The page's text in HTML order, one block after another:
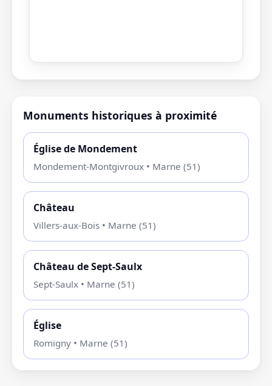
Monuments historiques à proximité
Église de Mondement
Mondement-Montgivroux • Marne (51)
Château
Villers-aux-Bois • Marne (51)
Château de Sept-Saulx
Sept-Saulx • Marne (51)
Église
Romigny • Marne (51)